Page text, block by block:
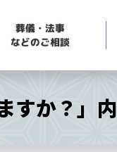
葬儀・法事
などのご相談
か？」内